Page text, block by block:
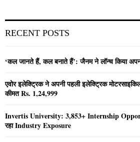
RECENT POSTS
‘कल जानते हैं, कल बनाते हैं’: जैनम ने लॉन्च किया
एवोर इलेक्ट्रिक ने अपनी पहली इलेक्ट्रिक
कीमत Rs. 1,24,999
Invertis University: 3,853+ Internship
रहा Industry Exposure